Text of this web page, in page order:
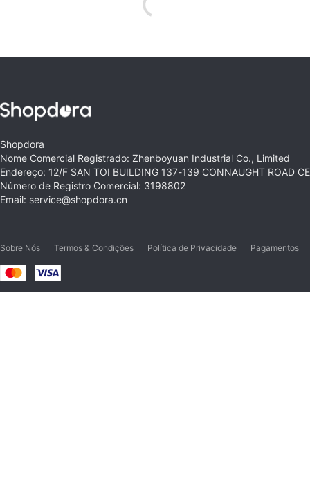
Shopdora
Nome Comercial Registrado: Zhenboyuan Industrial Co., Limited
Endereço: 12/F SAN TOI BUILDING 137-139 CONNAUGHT ROAD
Número de Registro Comercial: 3198802
Email: service@shopdora.cn
Sobre Nós Termos & Condições Política de Privacidade Pagamentos